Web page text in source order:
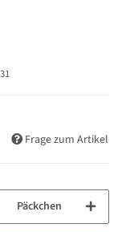
Frage zum Artikel
Päckchen